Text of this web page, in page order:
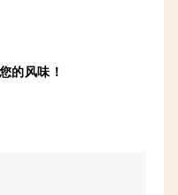
的风味！